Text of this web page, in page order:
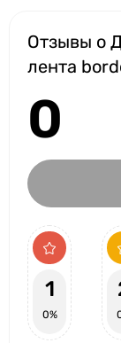
Отзывы о
лента
0
1
0%